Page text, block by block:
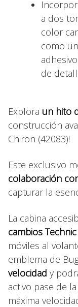
a dos
color
como
de
Explora un hito
construcción
Chiron (42083)!
Este exclusivo
colaboración
capturar la
La cabina
cambios
móviles al
emblema de
velocidad y
activo pase de
máxima